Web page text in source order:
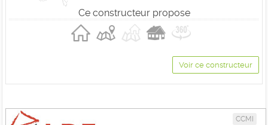
Ce constructeur propose
Voir ce constructeur
CCMI